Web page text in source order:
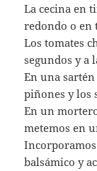
La cecina en
redondo o en
Los tomates
segundos y a
En una
piñones y los
En un
metemos en
balsámico y